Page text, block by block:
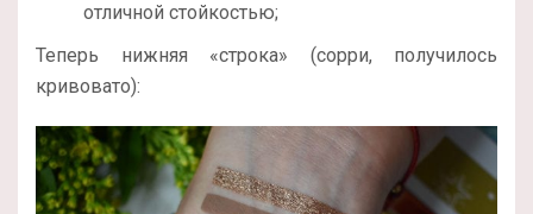
отличной стойкостью;
Теперь нижняя «строка» (сорри, получилось
кривовато):